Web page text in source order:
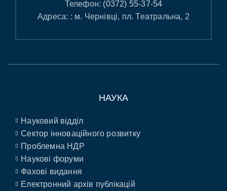
Телефон: (0372) 55-37-54
Адреса: : м. Чернівці, пл. Театральна, 2
НАУКА
Науковий відділ
Сектор інноваційного розвитку
Проблемна НДР
Наукові форуми
Фахові видання
Електронний архів публікацій